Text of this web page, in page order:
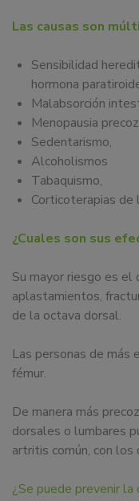
ferias,
Las causas son
Sensibilidad
hormona
Malabsorción
Menopausia
Sedentarismo,
Alcoholismos
Tabaquismo,
Corticoterapias de
¿Cuales son sus
Su mayor riesgo es
aplastamientos,
de la octava dorsal.
Las personas de más
fémur.
De manera más
dorsales o lumbares
artritis común, con los
¿Se puede prevenir